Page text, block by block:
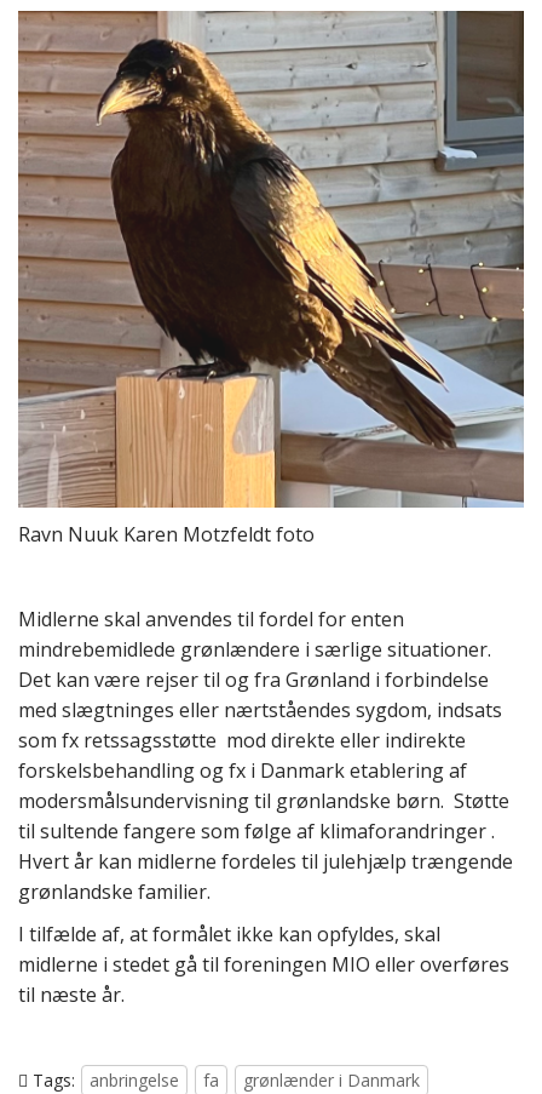
Ravn Nuuk Karen Motzfeldt foto
Midlerne skal anvendes til fordel for enten
mindrebemidlede grønlændere i særlige situationer.
Det kan være rejser til og fra Grønland i forbindelse
med slægtninges eller nærtståendes sygdom, indsats
som fx retssagsstøtte mod direkte eller indirekte
forskelsbehandling og fx i Danmark etablering af
modersmålsundervisning til grønlandske børn. Støtte
til sultende fangere som følge af klimaforandringer .
Hvert år kan midlerne fordeles til julehjælp trængende
grønlandske familier.
I tilfælde af, at formålet ikke kan opfyldes, skal
midlerne i stedet gå til foreningen MIO eller overføres
til næste år.
Tags: anbringelse fa
grønlænder i Danmark